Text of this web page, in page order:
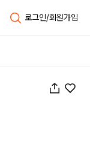
로그인/회원가입